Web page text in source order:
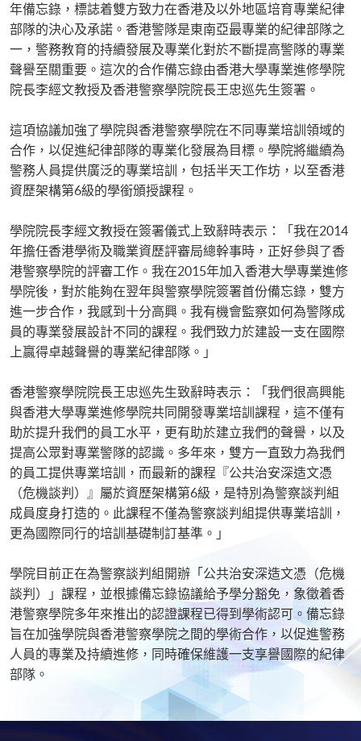
年備忘錄，標誌着雙方致力在香港及以外地區培育專業紀律
部隊的決心及承諾。香港警隊是東南亞最專業的紀律部隊之
一，警務教育的持續發展及專業化對於不斷提高警隊的專業
聲譽至關重要。這次的合作備忘錄由香港大學專業進修學院
院長李經文教授及香港警察學院院長王忠巡先生簽署。
這項協議加強了學院與香港警察學院在不同專業培訓領域的
合作，以促進紀律部隊的專業化發展為目標。學院將繼續為
警務人員提供廣泛的專業培訓，包括半天工作坊，以至香港
資歷架構第6級的學銜頒授課程。
學院院長李經文教授在簽署儀式上致辭時表示：「我在2014
年擔任香港學術及職業資歷評審局總幹事時，正好參與了香
港警察學院的評審工作。我在2015年加入香港大學專業進修
學院後，對於能夠在翌年與警察學院簽署首份備忘錄，雙方
進一步合作，我感到十分高興。我有機會監察如何為警隊成
員的專業發展設計不同的課程。我們致力於建設一支在國際
上贏得卓越聲譽的專業紀律部隊。」
香港警察學院院長王忠巡先生致辭時表示：「我們很高興能
與香港大學專業進修學院共同開發專業培訓課程，這不僅有
助於提升我們的員工水平，更有助於建立我們的聲譽，以及
提高公眾對專業警隊的認識。多年來，雙方一直致力為我們
的員工提供專業培訓，而最新的課程『公共治安深造文憑
（危機談判）』屬於資歷架構第6級，是特別為警察談判組
成員度身打造的。此課程不僅為警察談判組提供專業培訓，
更為國際同行的培訓基礎制訂基準。」
學院目前正在為警察談判組開辦「公共治安深造文憑（危機
談判）」課程，並根據備忘錄協議給予學分豁免，象徵着香
港警察學院多年來推出的認證課程已得到學術認可。備忘錄
旨在加強學院與香港警察學院之間的學術合作，以促進警務
人員的專業及持續進修，同時確保維護一支享譽國際的紀律
部隊。